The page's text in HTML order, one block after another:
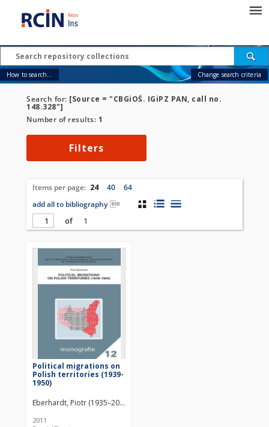
How to search... Change search criteria
Search for: [Source = "CBGiOŚ. IGiPZ PAN, call no.
148.328"]
Number of results: 1
Filters
Items per page: 24 40
64
add all to bibliography
of
1
Political migrations on
Polish territories (1939-
1950)
Eberhardt, Piotr (1935–2020)
2011